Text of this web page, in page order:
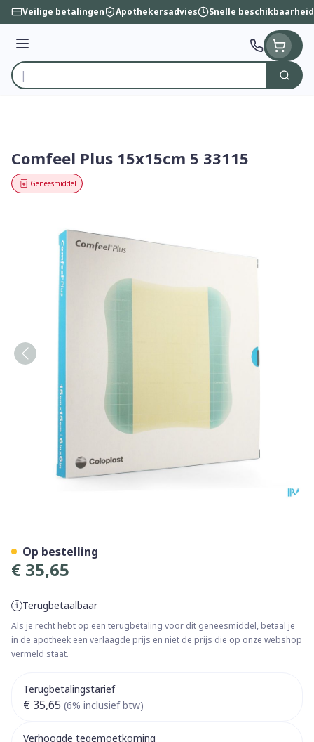
Ga naar de inhoud
Veilige betalingen Apothekersadvies Snelle beschikbaarheid
Menu
Product, merk, categorie...
Zoek
Comfeel Plus 15x15cm 5 33115
Geneesmiddel
€ 35,65
Terugbetaalbaar
Als je recht hebt op een terugbetaling voor dit geneesmiddel, betaal je
in de apotheek een verlaagde prijs en niet de prijs die op onze webshop
vermeld staat.
Terugbetalingstarief
€ 35,65 (6% inclusief btw)
Verhoogde tegemoetkoming
Op bestelling